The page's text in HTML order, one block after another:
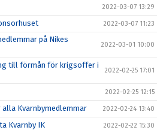
2022-03-07 13:29
2022-03-07 11:23
på Nikes
2022-03-01 10:00
till förmån för krigsoffer i
2022-02-25 17:01
2022-02-25 12:15
Kvarnbymedlemmar 2022-02-24 13:40
Kvarnby IK 2022-02-22 15:30